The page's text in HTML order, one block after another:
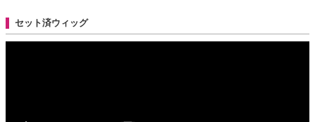
セット済ウィッグ